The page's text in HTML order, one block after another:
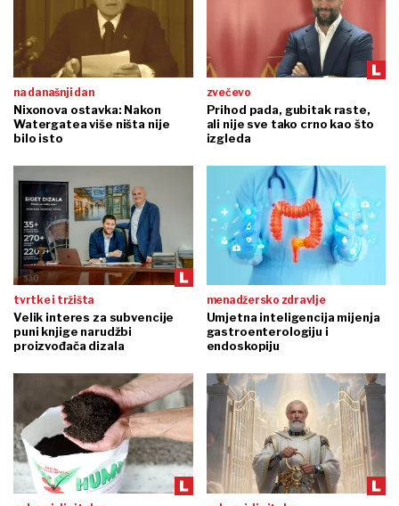
na današnji dan
Nixonova ostavka: Nakon
Watergatea više ništa nije
bilo isto
zvečevo
Prihod pada, gubitak raste,
ali nije sve tako crno kao što
izgleda
tvrtke i tržišta
Velik interes za subvencije
puni knjige narudžbi
proizvođača dizala
menadžersko zdravlje
Umjetna inteligencija mijenja
gastroenterologiju i
endoskopiju